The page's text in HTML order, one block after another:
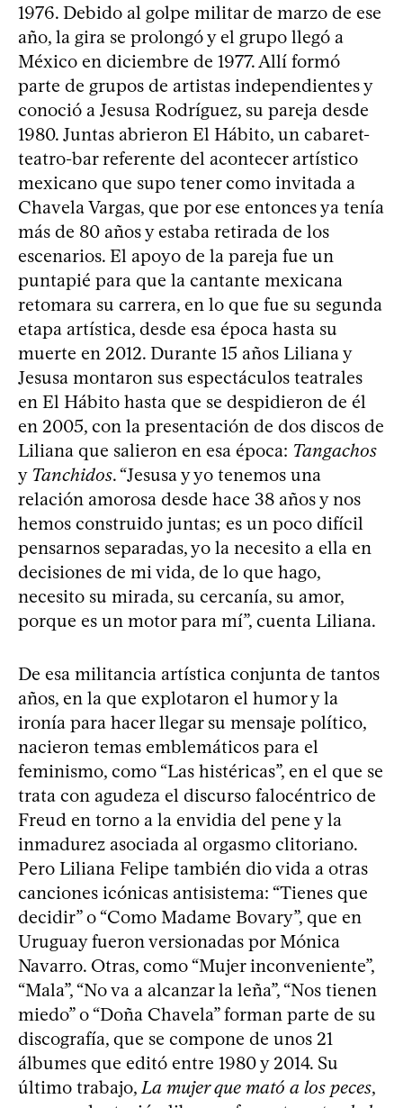
1976. Debido al golpe militar de marzo de ese
año, la gira se prolongó y el grupo llegó a
México en diciembre de 1977. Allí formó
parte de grupos de artistas independientes y
conoció a Jesusa Rodríguez, su pareja desde
1980. Juntas abrieron El Hábito, un cabaret-
teatro-bar referente del acontecer artístico
mexicano que supo tener como invitada a
Chavela Vargas, que por ese entonces ya tenía
más de 80 años y estaba retirada de los
escenarios. El apoyo de la pareja fue un
puntapié para que la cantante mexicana
retomara su carrera, en lo que fue su segunda
etapa artística, desde esa época hasta su
muerte en 2012. Durante 15 años Liliana y
Jesusa montaron sus espectáculos teatrales
en El Hábito hasta que se despidieron de él
en 2005, con la presentación de dos discos de
Liliana que salieron en esa época: Tangachos
y Tanchidos. “Jesusa y yo tenemos una
relación amorosa desde hace 38 años y nos
hemos construido juntas; es un poco difícil
pensarnos separadas, yo la necesito a ella en
decisiones de mi vida, de lo que hago,
necesito su mirada, su cercanía, su amor,
porque es un motor para mí”, cuenta Liliana.
De esa militancia artística conjunta de tantos
años, en la que explotaron el humor y la
ironía para hacer llegar su mensaje político,
nacieron temas emblemáticos para el
feminismo, como “Las histéricas”, en el que se
trata con agudeza el discurso falocéntrico de
Freud en torno a la envidia del pene y la
inmadurez asociada al orgasmo clitoriano.
Pero Liliana Felipe también dio vida a otras
canciones icónicas antisistema: “Tienes que
decidir” o “Como Madame Bovary”, que en
Uruguay fueron versionadas por Mónica
Navarro. Otras, como “Mujer inconveniente”,
“Mala”, “No va a alcanzar la leña”, “Nos tienen
miedo” o “Doña Chavela” forman parte de su
discografía, que se compone de unos 21
álbumes que editó entre 1980 y 2014. Su
último trabajo,La mujer que mató a los peces,